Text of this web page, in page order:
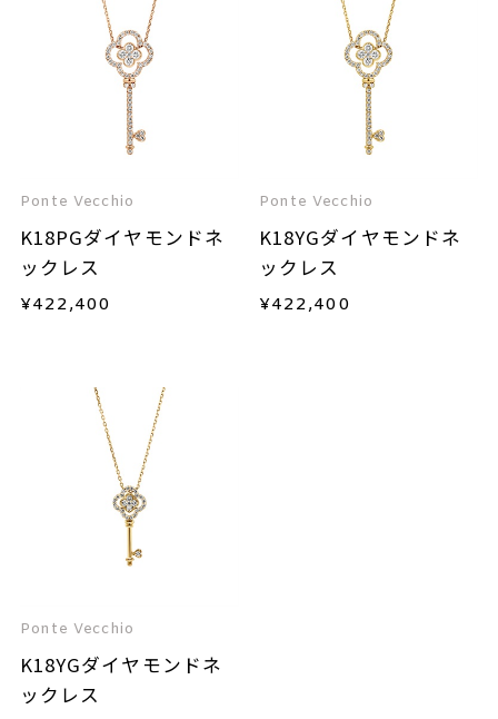
Ponte Vecchio
K18PGダイヤモンドネ
ックレス
¥422,400
Ponte Vecchio
K18YGダイヤモンドネ
ックレス
¥422,400
Ponte Vecchio
K18YGダイヤモンドネ
ックレス